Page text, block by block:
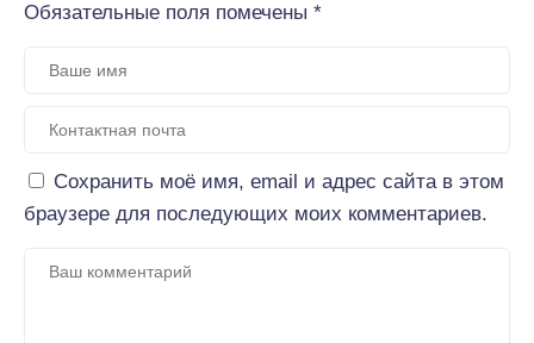
Обязательные поля помечены *
Сохранить моё имя, email и адрес сайта в этом
браузере для последующих моих комментариев.